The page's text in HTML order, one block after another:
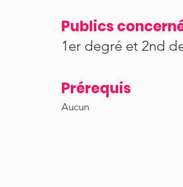
Publics
1er degré et 2nd
Prérequis
Aucun